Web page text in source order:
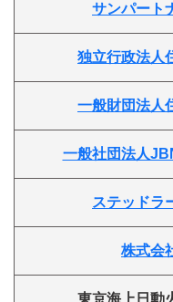
サンパート
独立行政法人
一般財団法人
一般社団法人
ステッドラ
株式会
東京海上日動